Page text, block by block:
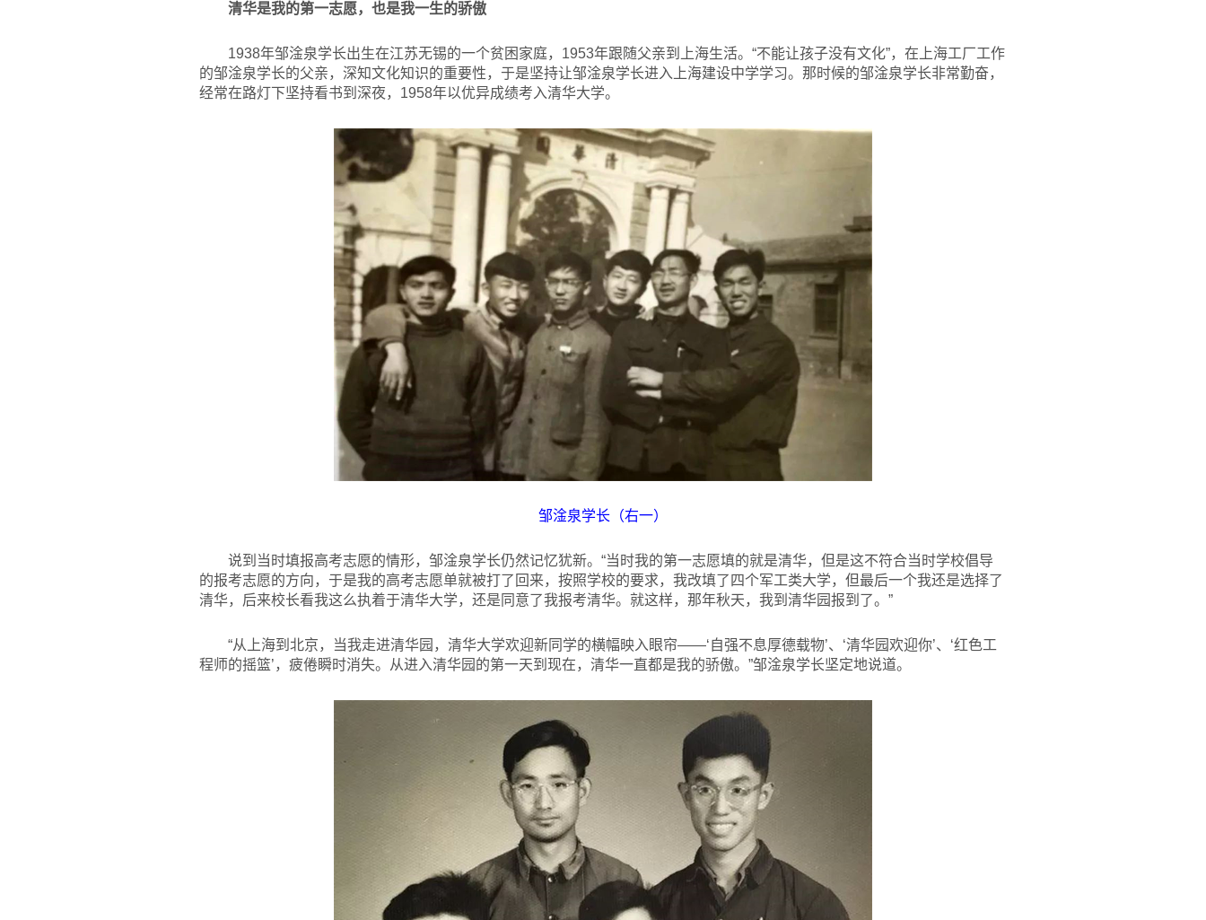
清华是我的第一志愿，也是我一生的骄傲
1938年邹淦泉学长出生在江苏无锡的一个贫困家庭，1953年跟随父亲到上海生活。“不能让孩子没有文化”，在上海工厂工作
的邹淦泉学长的父亲，深知文化知识的重要性，于是坚持让邹淦泉学长进入上海建设中学学习。那时候的邹淦泉学长非常勤奋，
经常在路灯下坚持看书到深夜，1958年以优异成绩考入清华大学。
邹淦泉学长（右一）
说到当时填报高考志愿的情形，邹淦泉学长仍然记忆犹新。“当时我的第一志愿填的就是清华，但是这不符合当时学校倡导
的报考志愿的方向，于是我的高考志愿单就被打了回来，按照学校的要求，我改填了四个军工类大学，但最后一个我还是选择了
清华，后来校长看我这么执着于清华大学，还是同意了我报考清华。就这样，那年秋天，我到清华园报到了。”
“从上海到北京，当我走进清华园，清华大学欢迎新同学的横幅映入眼帘——‘自强不息厚德载物’、‘清华园欢迎你’、‘红色工
程师的摇篮’，疲倦瞬时消失。从进入清华园的第一天到现在，清华一直都是我的骄傲。”邹淦泉学长坚定地说道。